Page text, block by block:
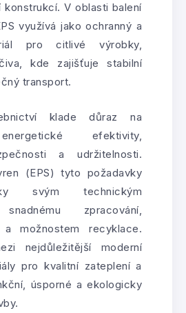
konstrukcí. V oblasti balení
využívá jako ochranný a
pro citlivé výrobky,
kde zajišťuje stabilní
transport.
klade důraz na
efektivity,
a udržitelnosti.
(EPS) tyto požadavky
svým technickým
zpracování,
možnostem recyklace.
nejdůležitější moderní
pro kvalitní zateplení a
úsporné a ekologicky